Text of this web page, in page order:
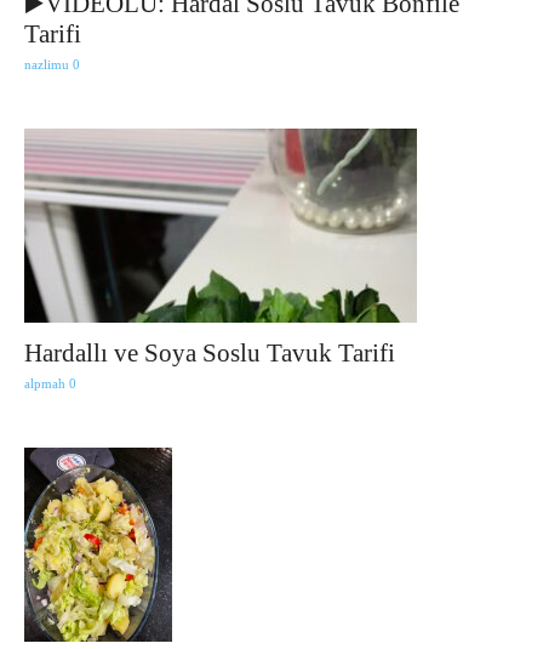
Tarifi
nazlimu 0
Hardallı ve Soya Soslu Tavuk Tarifi
alpmah 0